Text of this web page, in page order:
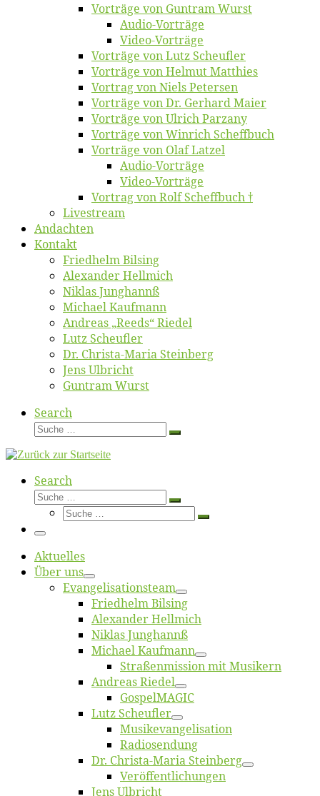
Vor­trä­ge von Gun­tram Wurst
Au­dio-Vor­trä­ge
Vi­deo-Vor­trä­ge
Vor­trä­ge von Lutz Scheufler
Vor­trä­ge von Hel­mut Matthies
Vor­trag von Niels Petersen
Vor­trä­ge von Dr. Ger­hard Maier
Vor­trä­ge von Ul­rich Parzany
Vor­trä­ge von Win­rich Scheffbuch
Vor­trä­ge von Olaf Latzel
Au­dio-Vor­trä­ge
Vi­deo-Vor­trä­ge
Vor­trag von Rolf Scheffbuch †
Live­stream
An­dach­ten
Kon­takt
Fried­helm Bilsing
Alex­an­der Hellmich
Ni­klas Junghannß
Mi­cha­el Kaufmann
An­dre­as „Reeds“ Riedel
Lutz Scheuf­ler
Dr. Chris­­ta-Ma­ria Steinberg
Jens Ulb­richt
Gun­tram Wurst
Search
Suche
Suche
Search
Suche
Suche
Suche
Suche
Menü
Ak­tu­el­les
Über uns
Evangelisa­tions­team
Fried­helm Bilsing
Alex­an­der Hellmich
Ni­klas Junghannß
Mi­cha­el Kaufmann
Straßenmis­sion mit Musikern
An­dre­as Riedel
Gos­pel­MA­GIC
Lutz Scheuf­ler
Musikevan­ge­li­sa­tion
Ra­dio­sen­dung
Dr. Chris­­ta-Ma­ria Steinberg
Ver­öf­fent­li­chun­gen
Jens Ulb­richt